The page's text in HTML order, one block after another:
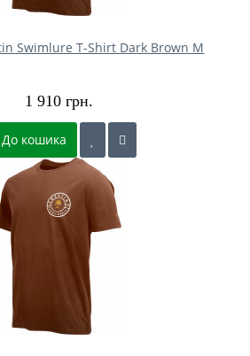
Swimlure T-Shirt Dark Brown M
1 910 грн.
До кошика